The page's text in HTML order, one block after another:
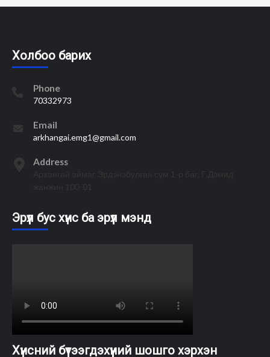
Холбоо барих
Phone
70332973
Email
arkhangai.emg1@gmail.com
Address
Эрүүл бус хүнс ба эрүүл мэнд
Хүнсний бүтээгдэхүүний шошго хэрхэн